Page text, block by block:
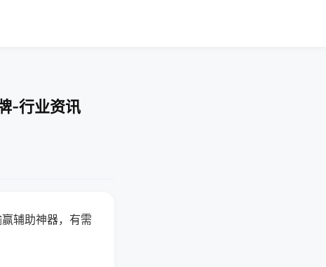
-行业资讯
辅助神器，有需